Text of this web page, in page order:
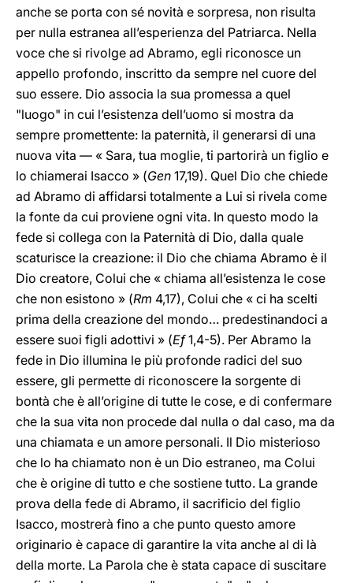
anche se porta con sé novità e sorpresa, non risulta
per nulla estranea all’esperienza del Patriarca. Nella
voce che si rivolge ad Abramo, egli riconosce un
appello profondo, inscritto da sempre nel cuore del
suo essere. Dio associa la sua promessa a quel
"luogo" in cui l’esistenza dell’uomo si mostra da
sempre promettente: la paternità, il generarsi di una
nuova vita — « Sara, tua moglie, ti partorirà un figlio e
lo chiamerai Isacco » (Gen 17,19). Quel Dio che chiede
ad Abramo di affidarsi totalmente a Lui si rivela come
la fonte da cui proviene ogni vita. In questo modo la
fede si collega con la Paternità di Dio, dalla quale
scaturisce la creazione: il Dio che chiama Abramo è il
Dio creatore, Colui che « chiama all’esistenza le cose
che non esistono » (Rm 4,17), Colui che « ci ha scelti
prima della creazione del mondo… predestinandoci a
essere suoi figli adottivi » (Ef1,4-5). Per Abramo la
fede in Dio illumina le più profonde radici del suo
essere, gli permette di riconoscere la sorgente di
bontà che è all’origine di tutte le cose, e di confermare
che la sua vita non procede dal nulla o dal caso, ma da
una chiamata e un amore personali. Il Dio misterioso
che lo ha chiamato non è un Dio estraneo, ma Colui
che è origine di tutto e che sostiene tutto. La grande
prova della fede di Abramo, il sacrificio del figlio
Isacco, mostrerà fino a che punto questo amore
originario è capace di garantire la vita anche al di là
della morte. La Parola che è stata capace di suscitare